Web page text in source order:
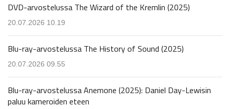
DVD-arvostelussa The Wizard of the Kremlin (2025)
20.07.2026 10.19
Blu-ray-arvostelussa The History of Sound (2025)
20.07.2026 09.55
Blu-ray-arvostelussa Anemone (2025): Daniel Day-Lewisin
paluu kameroiden eteen